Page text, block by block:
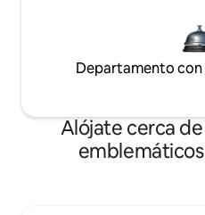
Departamento
Alójate cerca